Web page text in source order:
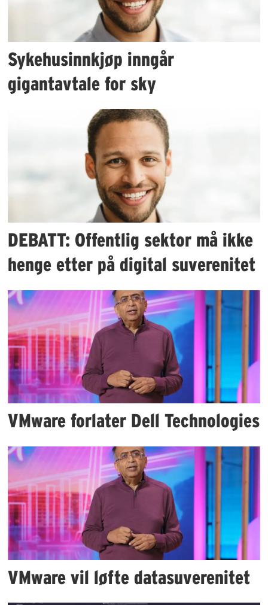
Sykehusinnkjøp inngår
gigantavtale for sky
DEBATT: Offentlig sektor må ikke
henge etter på digital suverenitet
VMware forlater Dell Technologies
VMware vil løfte datasuverenitet